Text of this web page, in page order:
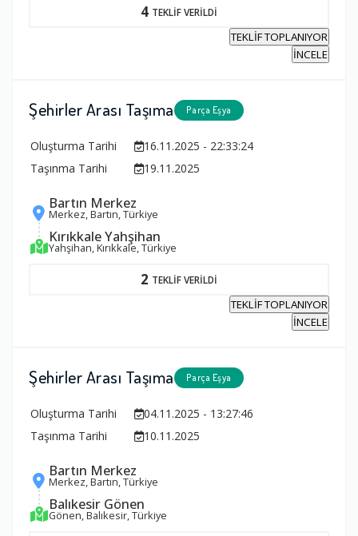
4 TEKLİF VERİLDİ
TEKLİF TOPLANIYOR
İNCELE
Şehirler Arası Taşıma Parça Eşya
Oluşturma Tarihi
16.11.2025 - 22:33:24
Taşınma Tarihi
19.11.2025
Bartın Merkez
Merkez, Bartın, Türkiye
Kırıkkale Yahşihan
Yahşihan, Kırıkkale, Türkiye
2 TEKLİF VERİLDİ
TEKLİF TOPLANIYOR
İNCELE
Şehirler Arası Taşıma Parça Eşya
Oluşturma Tarihi
04.11.2025 - 13:27:46
Taşınma Tarihi
10.11.2025
Bartın Merkez
Merkez, Bartın, Türkiye
Balıkesir Gönen
Gönen, Balıkesir, Türkiye